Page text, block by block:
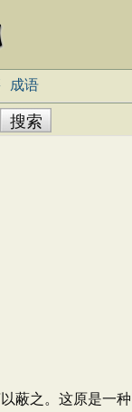
成语
蔽之。这原是一种